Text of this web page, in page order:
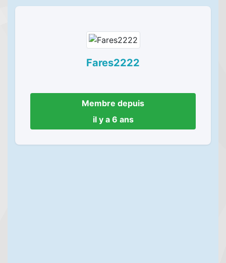
Fares2222
Membre depuis
il y a 6 ans